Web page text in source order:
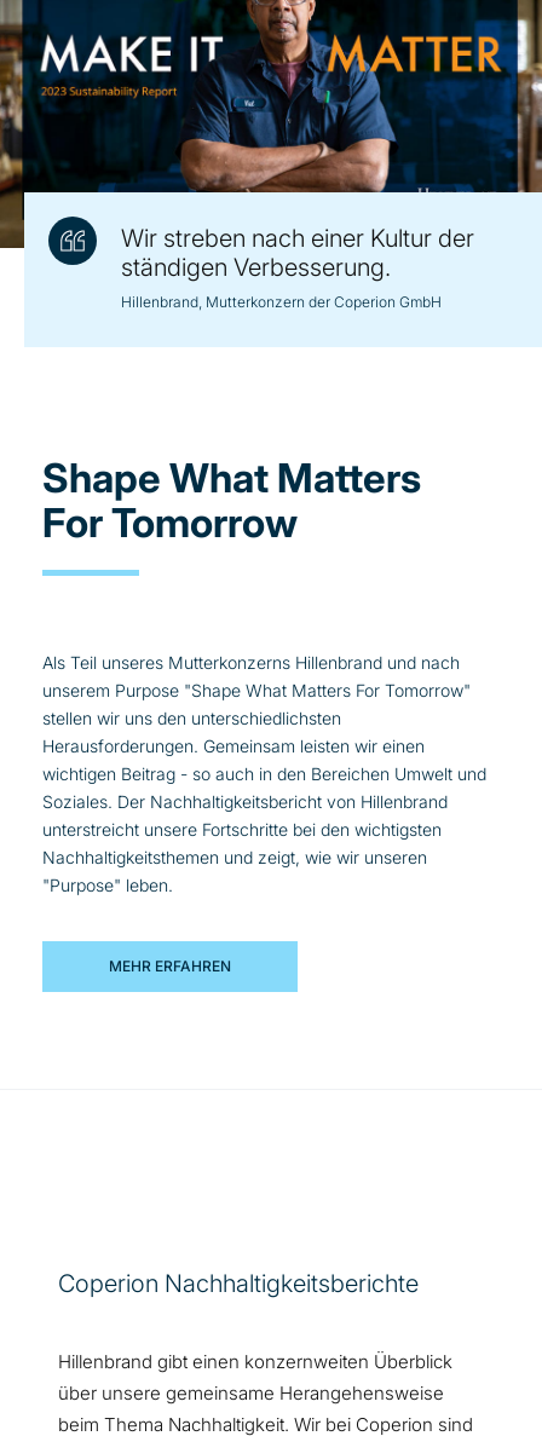
Wir streben nach einer Kultur der
ständigen Verbesserung.
Hillenbrand, Mutterkonzern der Coperion GmbH
Shape What Matters
For Tomorrow
Als Teil unseres Mutterkonzerns Hillenbrand und nach
unserem Purpose "Shape What Matters For Tomorrow"
stellen wir uns den unterschiedlichsten
Herausforderungen. Gemeinsam leisten wir einen
wichtigen Beitrag - so auch in den Bereichen Umwelt und
Soziales. Der Nachhaltigkeitsbericht von Hillenbrand
unterstreicht unsere Fortschritte bei den wichtigsten
Nachhaltigkeitsthemen und zeigt, wie wir unseren
"Purpose" leben.
MEHR ERFAHREN
Coperion Nachhaltigkeitsberichte
Hillenbrand gibt einen konzernweiten Überblick
über unsere gemeinsame Herangehensweise
beim Thema Nachhaltigkeit. Wir bei Coperion sind